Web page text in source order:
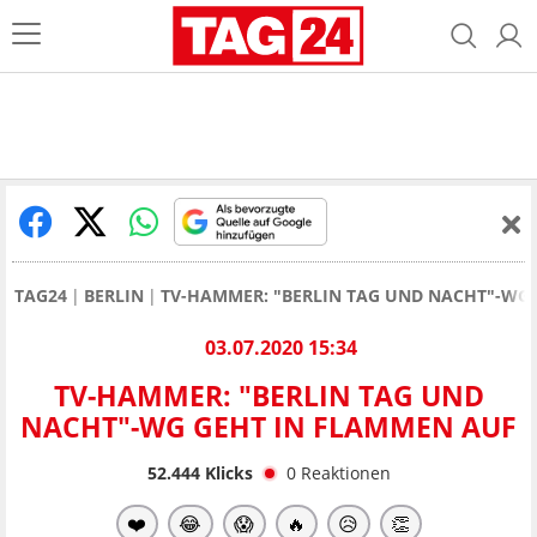
TAG24 BERLIN TV-HAMMER: "BERLIN TAG UND NACHT"-
03.07.2020 15:34
TV-HAMMER: "BERLIN TAG UND
NACHT"-WG GEHT IN FLAMMEN AUF
52.444Klicks 0 Reaktionen
❤️ 😂 😱 🔥 😥 👏